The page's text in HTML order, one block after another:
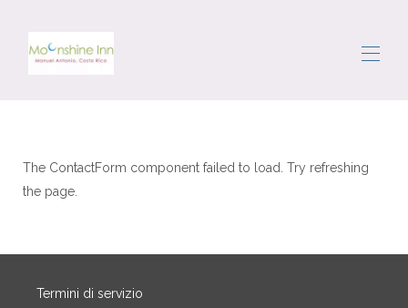
Contattaci
The ContactForm component failed to load. Try refreshing
the page.
Termini di servizio